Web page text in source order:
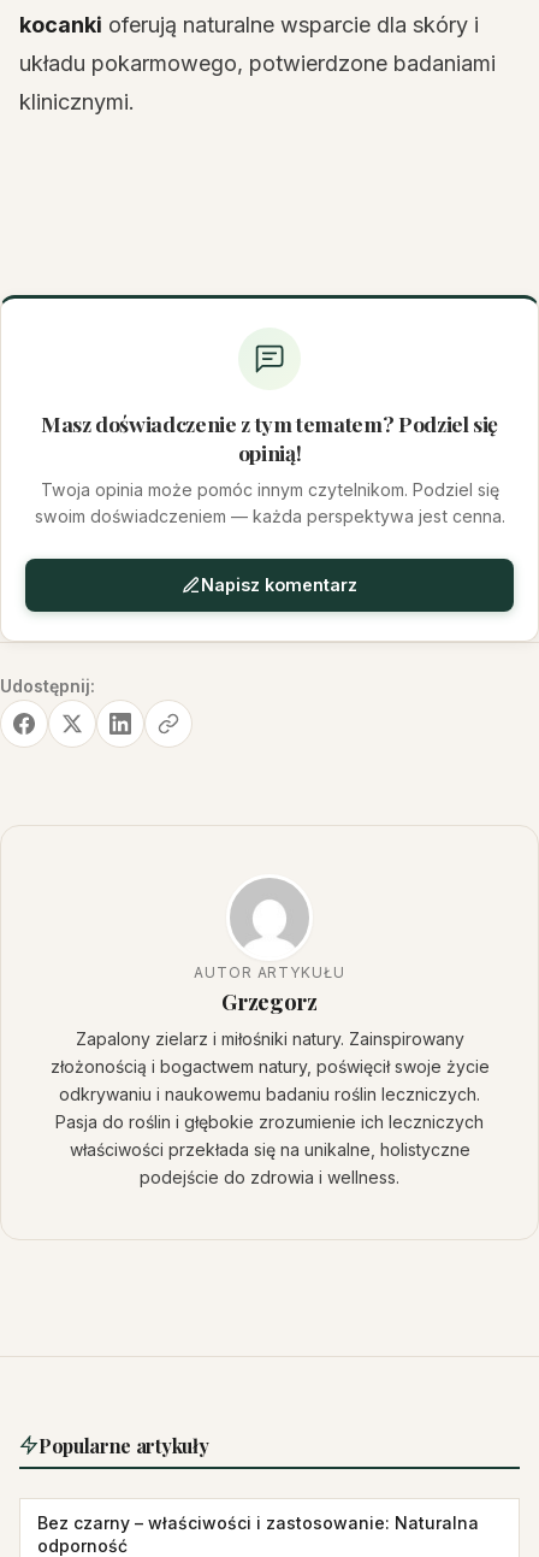
kocanki oferują naturalne wsparcie dla skóry i
układu pokarmowego, potwierdzone badaniami
klinicznymi.
Masz doświadczenie z tym tematem? Podziel się
opinią!
Twoja opinia może pomóc innym czytelnikom. Podziel się
swoim doświadczeniem — każda perspektywa jest cenna.
Napisz komentarz
Udostępnij:
AUTOR ARTYKUŁU
Grzegorz
Zapalony zielarz i miłośniki natury. Zainspirowany
złożonością i bogactwem natury, poświęcił swoje życie
odkrywaniu i naukowemu badaniu roślin leczniczych.
Pasja do roślin i głębokie zrozumienie ich leczniczych
właściwości przekłada się na unikalne, holistyczne
podejście do zdrowia i wellness.
Popularne artykuły
Bez czarny – właściwości i zastosowanie: Naturalna
odporność